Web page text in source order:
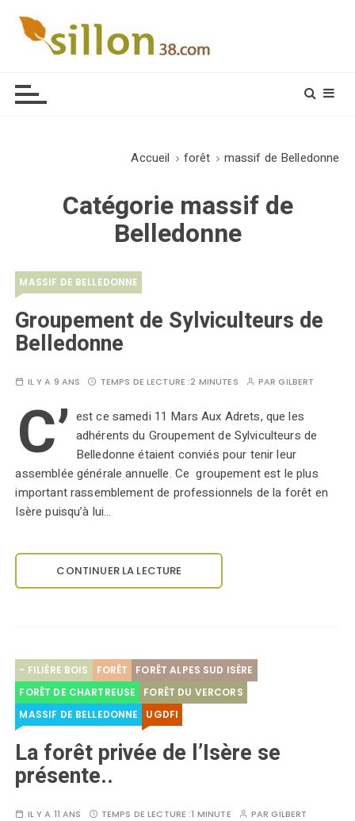
Accueil forêt massif de Belledonne
Catégorie massif de
Belledonne
MASSIF DE BELLEDONNE
Groupement de Sylviculteurs de
Belledonne
IL Y A 9 ANS TEMPS DE LECTURE :2 MINUTES PARGILBERT
C’ est ce samedi 11 Mars Aux Adrets, que les
adhérents du Groupement de Sylviculteurs de
Belledonne étaient conviés pour tenir leur
assemblée générale annuelle. Ce groupement est le plus
important rassemblement de professionnels de la forêt en
Isère puisqu’à lui…
CONTINUER LA LECTURE
- FILIÈRE BOIS FORÊT
FORÊT ALPES SUD ISÈRE
FORÊT DE CHARTREUSE
FORÊT DU VERCORS
MASSIF DE BELLEDONNE
UGDFI
La forêt privée de l’Isère se
présente..
IL Y A 11 ANS TEMPS DE LECTURE :1 MINUTE PARGILBERT